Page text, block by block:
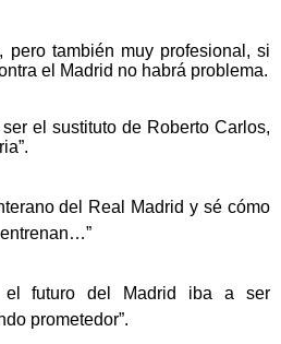
pero también muy profesional, si
el Madrid no habrá problema.
el sustituto de Roberto Carlos,
del Real Madrid y sé cómo
el futuro del Madrid iba a ser
prometedor”.